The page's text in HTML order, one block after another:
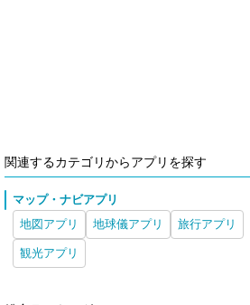
関連するカテゴリからアプリを探す
マップ・ナビアプリ
地図アプリ
地球儀アプリ 旅行アプリ
観光アプリ